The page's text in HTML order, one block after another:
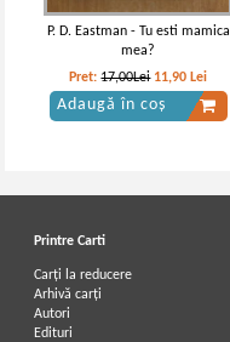
P. D. Eastman - Tu esti mamica
mea?
Pret:17,00Lei 11,90 Lei
Adaugă în coș
Printre Carti
Carți la reducere
Arhivă carți
Autori
Edituri